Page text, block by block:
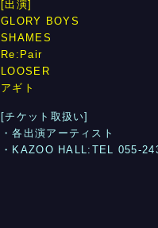
[出演]
GLORY BOYS
SHAMES
Re:Pair
LOOSER
アギト
[チケット取扱い]
・各出演アーティスト
・KAZOO HALL:TEL 055-